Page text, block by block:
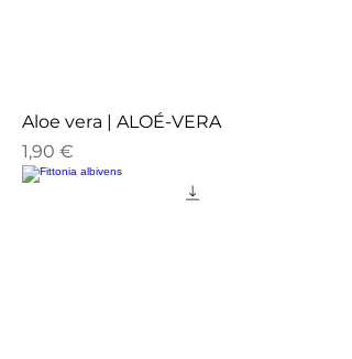
Aloe vera | ALOÉ-VERA
Preço
1,90 €